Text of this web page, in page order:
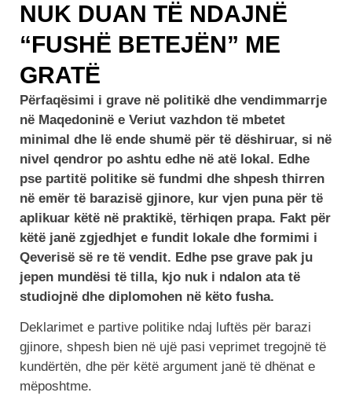
NUK DUAN TË NDAJNË
“FUSHË BETEJËN” ME
GRATË
Përfaqësimi i grave në politikë dhe vendimmarrje
në Maqedoninë e Veriut vazhdon të mbetet
minimal dhe lë ende shumë për të dëshiruar, si në
nivel qendror po ashtu edhe në atë lokal. Edhe
pse partitë politike së fundmi dhe shpesh thirren
në emër të barazisë gjinore, kur vjen puna për të
aplikuar këtë në praktikë, tërhiqen prapa. Fakt për
këtë janë zgjedhjet e fundit lokale dhe formimi i
Qeverisë së re të vendit. Edhe pse grave pak ju
jepen mundësi të tilla, kjo nuk i ndalon ata të
studiojnë dhe diplomohen në këto fusha.
Deklarimet e partive politike ndaj luftës për barazi
gjinore, shpesh bien në ujë pasi veprimet tregojnë të
kundërtën, dhe për këtë argument janë të dhënat e
mëposhtme.